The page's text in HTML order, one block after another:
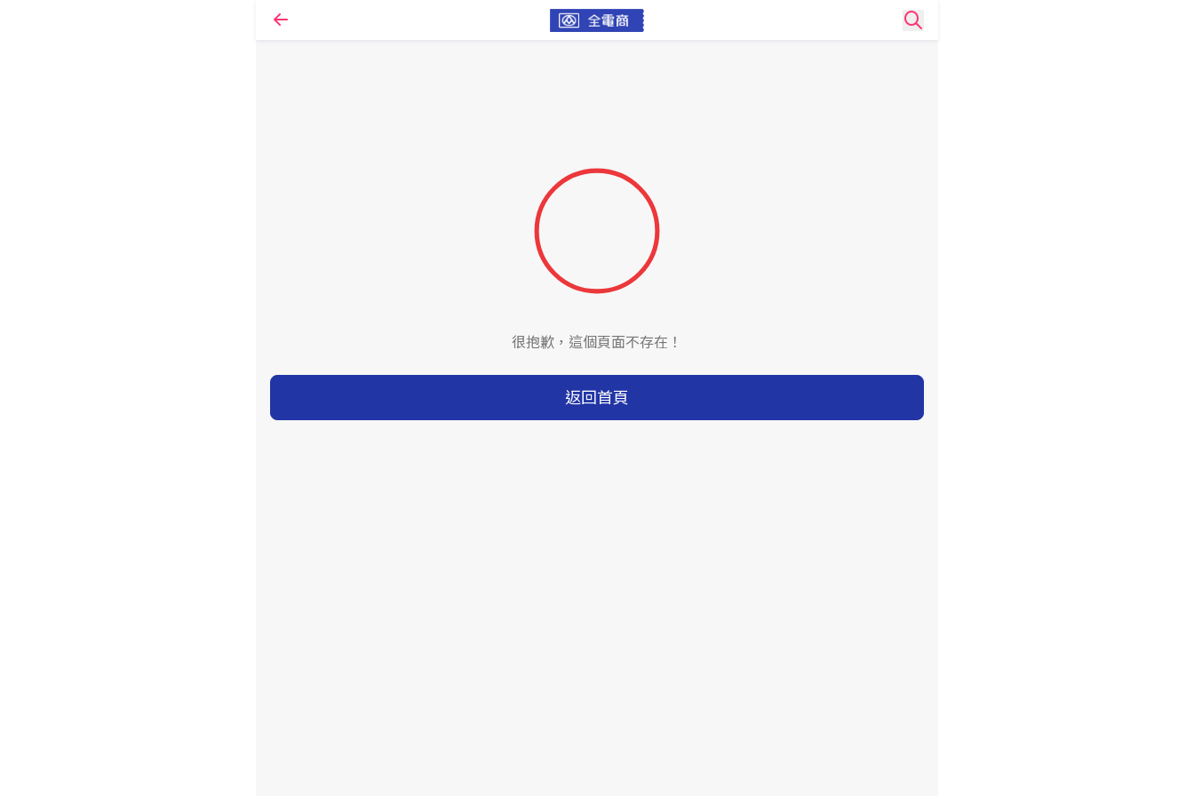
很抱歉，這個頁面不存在！
返回首頁